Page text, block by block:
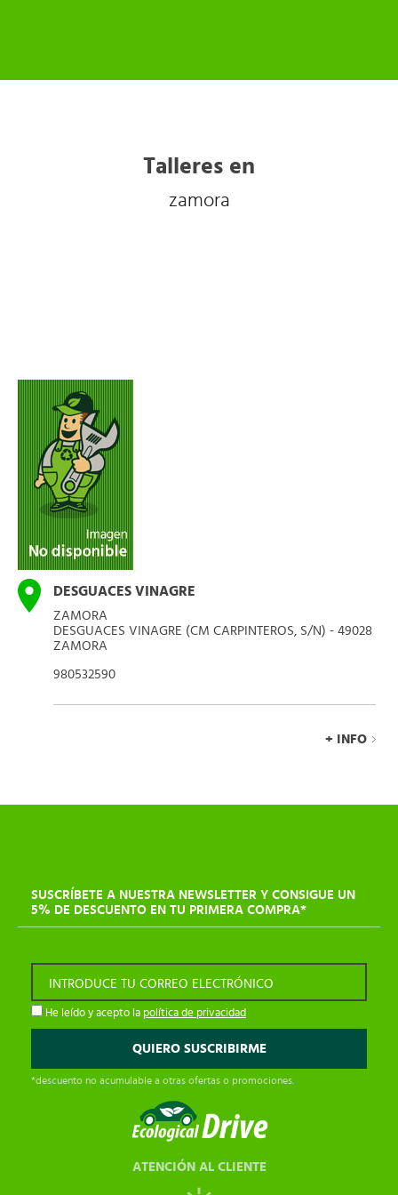
Talleres en
zamora
DESGUACES VINAGRE
ZAMORA
DESGUACES VINAGRE (CM CARPINTEROS, S/N) - 49028
ZAMORA
980532590
+ INFO
SUSCRÍBETE A NUESTRA NEWSLETTER Y CONSIGUE UN
5% DE DESCUENTO EN TU PRIMERA COMPRA*
INTRODUCE TU CORREO ELECTRÓNICO
He leído y acepto la política de privacidad
*descuento no acumulable a otras ofertas o promociones.
ATENCIÓN AL CLIENTE